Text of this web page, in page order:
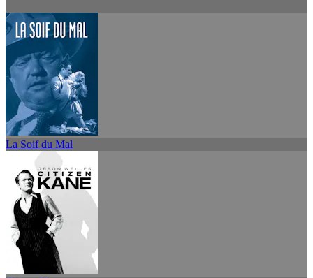
La Soif du Mal